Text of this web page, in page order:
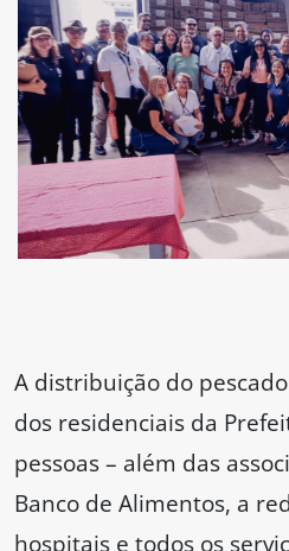
A distribuição do
dos residenciais da
pessoas – além das
Banco de Alimentos, a
hospitais e todos os